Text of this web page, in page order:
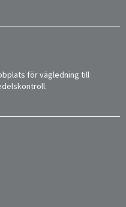
för vägledning till